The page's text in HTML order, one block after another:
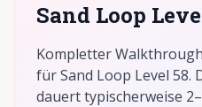
Sand Loop
Kompletter
für Sand Loop Level 58.
dauert typischerweise